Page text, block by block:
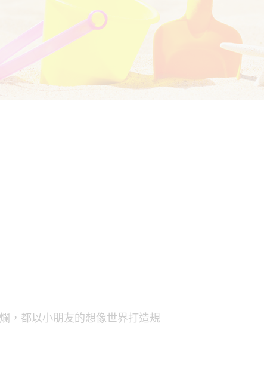
，都以小朋友的想像世界打造規